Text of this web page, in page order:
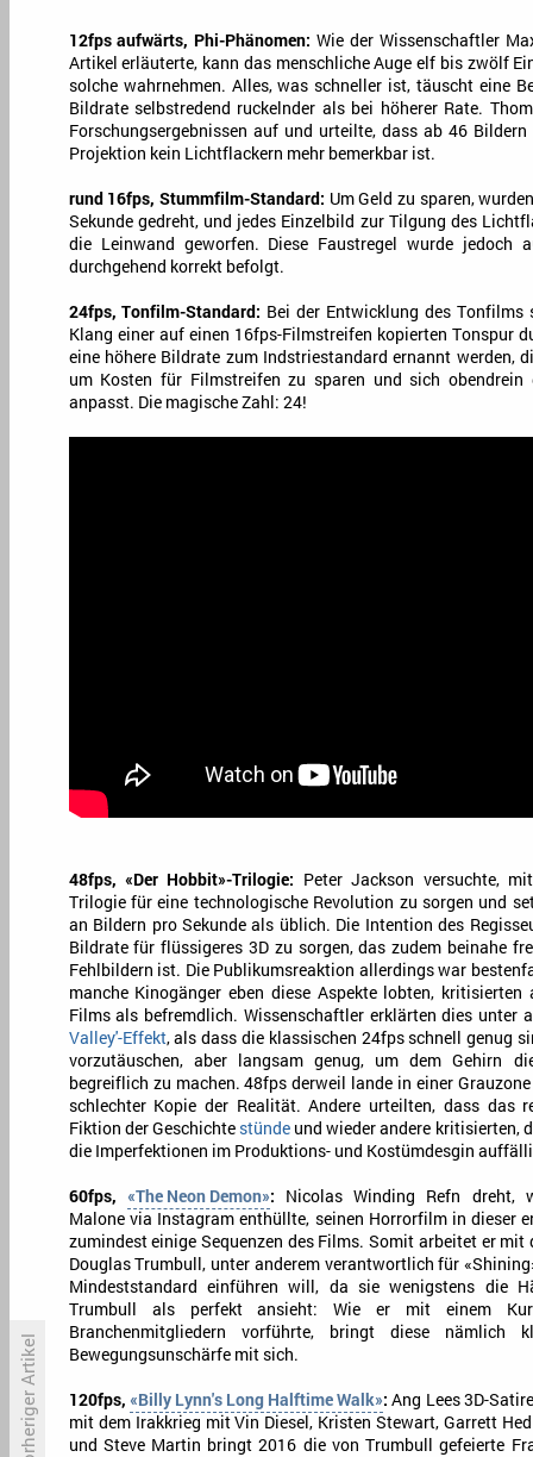
12fps aufwärts, Phi-Phänomen: Wie der Wissenschaftler
Artikel erläuterte, kann das menschliche Auge elf bis zwölf
solche wahrnehmen. Alles, was schneller ist, täuscht eine
Bildrate selbstredend ruckelnder als bei höherer Rate.
Forschungsergebnissen auf und urteilte, dass ab 46
Projektion kein Lichtflackern mehr bemerkbar ist.
rund 16fps, Stummfilm-Standard: Um Geld zu sparen,
Sekunde gedreht, und jedes Einzelbild zur Tilgung des
die Leinwand geworfen. Diese Faustregel wurde jedoch
durchgehend korrekt befolgt.
24fps, Tonfilm-Standard: Bei der Entwicklung des Tonfilms
Klang einer auf einen 16fps-Filmstreifen kopierten Tonspur
eine höhere Bildrate zum Indstriestandard ernannt werden,
um Kosten für Filmstreifen zu sparen und sich obendrein
anpasst. Die magische Zahl: 24!
48fps, «Der Hobbit»-Trilogie: Peter Jackson versuchte,
Trilogie für eine technologische Revolution zu sorgen und
an Bildern pro Sekunde als üblich. Die Intention des
Bildrate für flüssigeres 3D zu sorgen, das zudem beinahe
Fehlbildern ist. Die Publikumsreaktion allerdings war
manche Kinogänger eben diese Aspekte lobten, kritisierten
Films als befremdlich. Wissenschaftler erklärten dies unter
Valley'-Effekt, als dass die klassischen 24fps schnell genug
vorzutäuschen, aber langsam genug, um dem Gehirn
begreiflich zu machen. 48fps derweil lande in einer
schlechter Kopie der Realität. Andere urteilten, dass das
Fiktion der Geschichte stünde und wieder andere kritisierten,
die Imperfektionen im Produktions- und Kostümdesgin
60fps, «The Neon Demon»: Nicolas Winding Refn dreht,
Malone via Instagram enthüllte, seinen Horrorfilm in dieser
zumindest einige Sequenzen des Films. Somit arbeitet er mit
Douglas Trumbull, unter anderem verantwortlich für
Mindeststandard einführen will, da sie wenigstens die
Trumbull als perfekt ansieht: Wie er mit einem
Branchenmitgliedern vorführte, bringt diese nämlich
Bewegungsunschärfe mit sich.
120fps, «Billy Lynn's Long Halftime Walk»: Ang Lees 3D-
mit dem Irakkrieg mit Vin Diesel, Kristen Stewart, Garrett
und Steve Martin bringt 2016 die von Trumbull gefeierte
vorheriger Artikel
'Du bist als Schauspieler immer
abhängig von den